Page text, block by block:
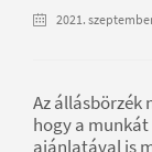
2021.
Az állásbörzék
hogy a
ajánlatával is